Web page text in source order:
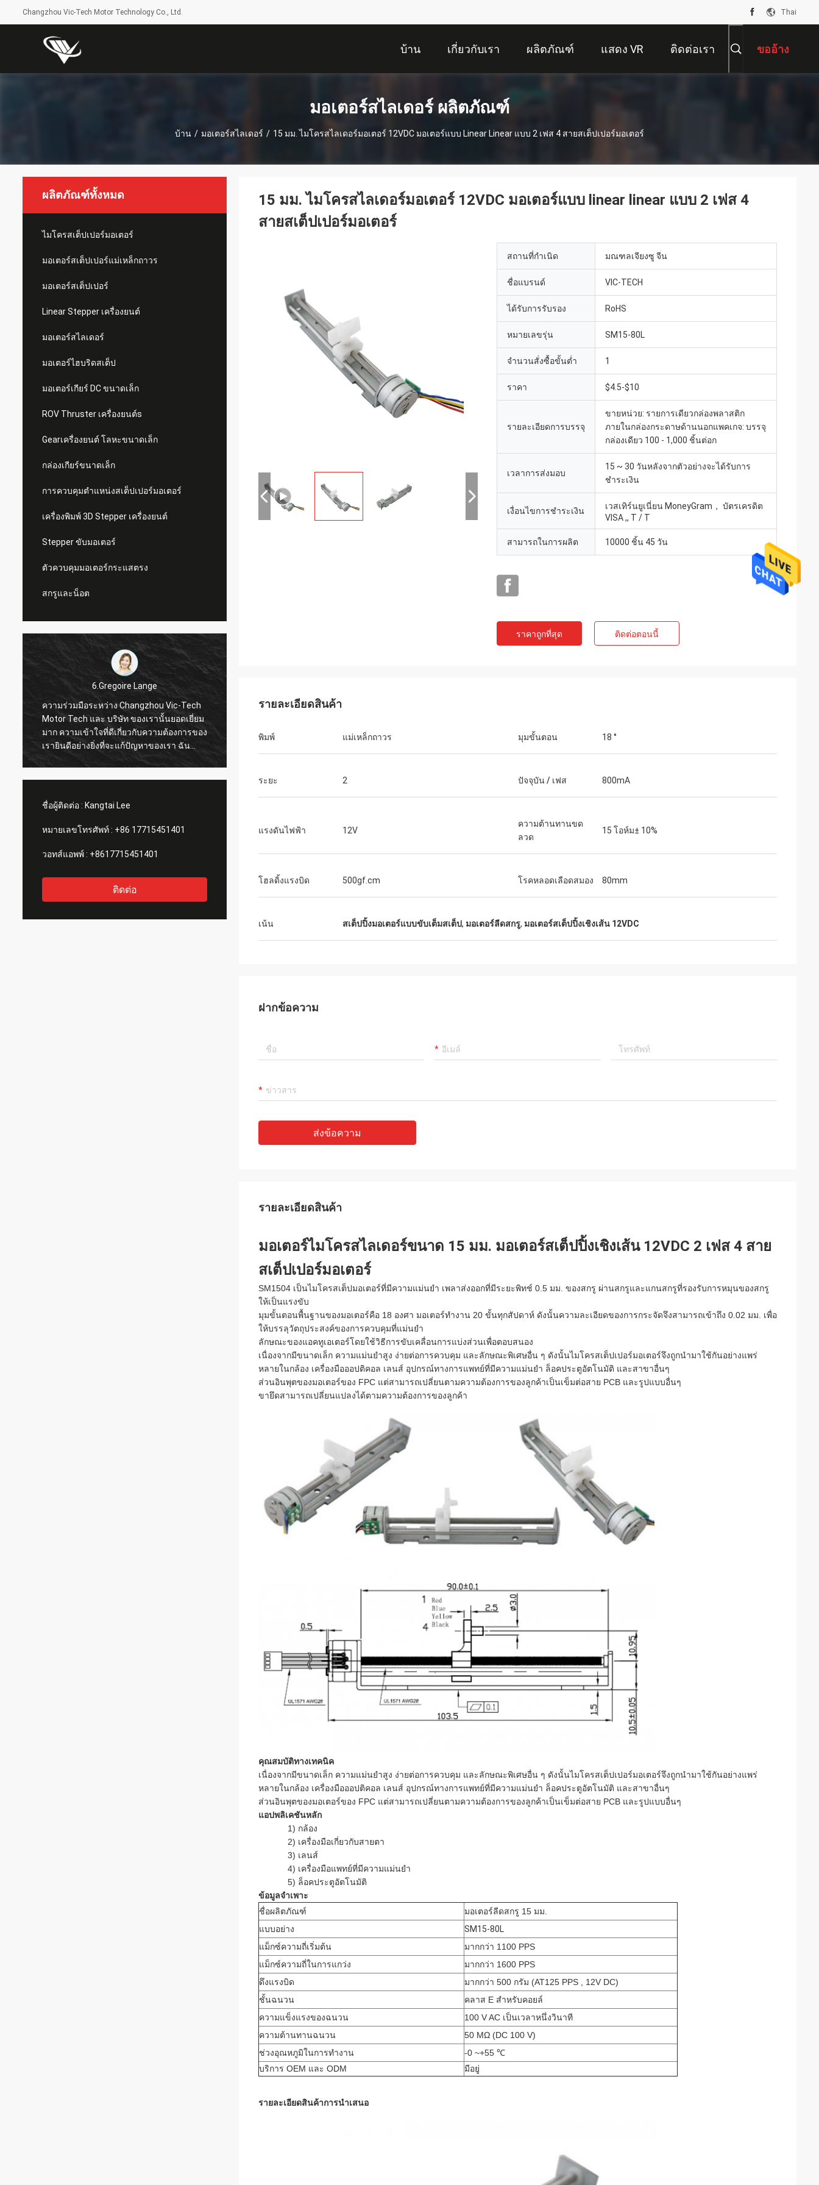
Changzhou Vic-Tech Motor Technology Co., Ltd. Thai
บ้าน เกี่ยวกับเรา ผลิตภัณฑ์ แสดง VR ติดต่อเรา ขออ้าง
มอเตอร์สไลเดอร์ ผลิตภัณฑ์
บ้าน / มอเตอร์สไลเดอร์ / 15 มม. ไมโครสไลเดอร์มอเตอร์ 12VDC มอเตอร์แบบ Linear Linear แบบ 2 เฟส 4 สายสเต็ปเปอร์มอเตอร์
ผลิตภัณฑ์ทั้งหมด
ไมโครสเต็ปเปอร์มอเตอร์
มอเตอร์สเต็ปเปอร์แม่เหล็กถาวร
มอเตอร์สเต็ปเปอร์
Linear Stepper เครื่องยนต์
มอเตอร์สไลเดอร์
มอเตอร์ไฮบริดสเต็ป
มอเตอร์เกียร์ DC ขนาดเล็ก
ROV Thruster เครื่องยนต์s
Gearเครื่องยนต์ โลหะขนาดเล็ก
กล่องเกียร์ขนาดเล็ก
การควบคุมตำแหน่งสเต็ปเปอร์มอเตอร์
เครื่องพิมพ์ 3D Stepper เครื่องยนต์
Stepper ขับมอเตอร์
ตัวควบคุมมอเตอร์กระแสตรง
สกรูและน็อต
6.Gregoire Lange
ความร่วมมือระหว่าง Changzhou Vic-Tech
Motor Tech และ บริษัท ของเรานั้นยอดเยี่ยม
มาก ความเข้าใจที่ดีเกี่ยวกับความต้องการของ
เรายินดีอย่างยิ่งที่จะแก้ปัญหาของเรา ฉัน
แนะนำ!
การจัดส่ง คนขับทำงานเหมือนที่เราตกลงกัน!
แต่งผลิตภัณฑ์สำหรับคุณ
ชื่อผู้ติดต่อ : Kangtai Lee
หมายเลขโทรศัพท์ : +86 17715451401
วอทส์แอพพ์ : +8617715451401
ติดต่อ
15 มม. ไมโครสไลเดอร์มอเตอร์ 12VDC มอเตอร์แบบ linear linear แบบ 2 เฟส 4
สายสเต็ปเปอร์มอเตอร์
สถานที่กำเนิด มณฑลเจียงซู จีน
ชื่อแบรนด์ VIC-TECH
ได้รับการรับรอง RoHS
หมายเลขรุ่น SM15-80L
จำนวนสั่งซื้อขั้นต่ำ 1
ราคา $4.5-$10
รายละเอียดการบรรจุ
ขายหน่วย: รายการเดียวกล่องพลาสติก
ภายในกล่องกระดาษด้านนอกแพคเกจ: บรรจุ
กล่องเดียว 100 - 1,000 ชิ้นต่อก
เวลาการส่งมอบ
15 ~ 30 วันหลังจากตัวอย่างจะได้รับการ
ชำระเงิน
เงื่อนไขการชำระเงิน
เวสเทิร์นยูเนี่ยน MoneyGram， บัตรเครดิต
VISA ,, T / T
สามารถในการผลิต 10000 ชิ้น 45 วัน
ราคาถูกที่สุด ติดต่อตอนนี้
รายละเอียดสินค้า
พิมพ์ แม่เหล็กถาวร มุมขั้นตอน 18 °
ระยะ 2 ปัจจุบัน / เฟส 800mA
แรงดันไฟฟ้า 12V
ความต้านทานขด
ลวด
15 โอห์ม± 10%
โฮลดิ้งแรงบิด 500gf.cm โรคหลอดเลือดสมอง 80mm
เน้น สเต็ปปิ้งมอเตอร์แบบขับเต็มสเต็ป, มอเตอร์ลีดสกรู, มอเตอร์สเต็ปปิ้งเชิงเส้น 12VDC
ฝากข้อความ
ส่งข้อความ
รายละเอียดสินค้า
มอเตอร์ไมโครสไลเดอร์ขนาด 15 มม. มอเตอร์สเต็ปปิ้งเชิงเส้น 12VDC 2 เฟส 4 สาย
สเต็ปเปอร์มอเตอร์
SM1504 เป็นไมโครสเต็ปมอเตอร์ที่มีความแม่นยำ เพลาส่งออกที่มีระยะพิทช์ 0.5 มม. ของสกรู ผ่านสกรูและแกนสกรูที่รองรับการหมุนของสกรู
ให้เป็นแรงขับ
มุมขั้นตอนพื้นฐานของมอเตอร์คือ 18 องศา มอเตอร์ทำงาน 20 ขั้นทุกสัปดาห์ ดังนั้นความละเอียดของการกระจัดจึงสามารถเข้าถึง 0.02 มม. เพื่อ
ให้บรรลุวัตถุประสงค์ของการควบคุมที่แม่นยำ
ลักษณะของแอคทูเอเตอร์โดยใช้วิธีการขับเคลื่อนการแบ่งส่วนเพื่อตอบสนอง
เนื่องจากมีขนาดเล็ก ความแม่นยำสูง ง่ายต่อการควบคุม และลักษณะพิเศษอื่น ๆ ดังนั้นไมโครสเต็ปเปอร์มอเตอร์จึงถูกนำมาใช้กันอย่างแพร่
หลายในกล้อง เครื่องมือออปติคอล เลนส์ อุปกรณ์ทางการแพทย์ที่มีความแม่นยำ ล็อคประตูอัตโนมัติ และสาขาอื่นๆ
ส่วนอินพุตของมอเตอร์ของ FPC แต่สามารถเปลี่ยนตามความต้องการของลูกค้าเป็นเข็มต่อสาย PCB และรูปแบบอื่นๆ
ขายึดสามารถเปลี่ยนแปลงได้ตามความต้องการของลูกค้า
คุณสมบัติทางเทคนิค
เนื่องจากมีขนาดเล็ก ความแม่นยำสูง ง่ายต่อการควบคุม และลักษณะพิเศษอื่น ๆ ดังนั้นไมโครสเต็ปเปอร์มอเตอร์จึงถูกนำมาใช้กันอย่างแพร่
หลายในกล้อง เครื่องมือออปติคอล เลนส์ อุปกรณ์ทางการแพทย์ที่มีความแม่นยำ ล็อคประตูอัตโนมัติ และสาขาอื่นๆ
ส่วนอินพุตของมอเตอร์ของ FPC แต่สามารถเปลี่ยนตามความต้องการของลูกค้าเป็นเข็มต่อสาย PCB และรูปแบบอื่นๆ
แอปพลิเคชันหลัก
1) กล้อง
2) เครื่องมือเกี่ยวกับสายตา
3) เลนส์
4) เครื่องมือแพทย์ที่มีความแม่นยำ
5) ล็อคประตูอัตโนมัติ
ข้อมูลจำเพาะ
ชื่อผลิตภัณฑ์
มอเตอร์ลีดสกรู 15 มม.
แบบอย่าง
SM15-80L
แม็กซ์ความถี่เริ่มต้น
มากกว่า 1100 PPS
แม็กซ์ความถี่ในการแกว่ง
มากกว่า 1600 PPS
ดึงแรงบิด
มากกว่า 500 กรัม (AT125 PPS , 12V DC)
ชั้นฉนวน
คลาส E สำหรับคอยล์
ความแข็งแรงของฉนวน
100 V AC เป็นเวลาหนึ่งวินาที
ความต้านทานฉนวน
50 MΩ (DC 100 V)
ช่วงอุณหภูมิในการทำงาน
-0 ~+55 ℃
บริการ OEM และ ODM
มีอยู่
รายละเอียดสินค้าการนำเสนอ